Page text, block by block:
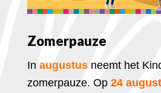
Zomerpauze
In augustusneemt het
zomerpauze. Op 24